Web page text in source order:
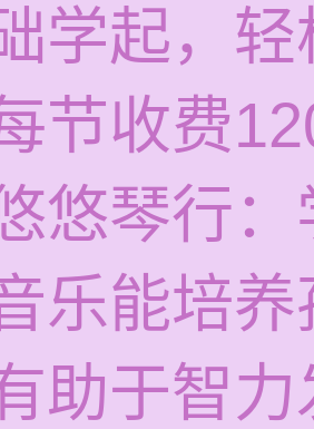
学起，
节收费
悠琴行
乐能培
助于智